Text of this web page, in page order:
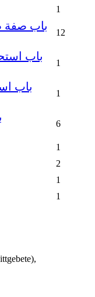
1
باب صفة
12
باب
1
باب
1
6
1
2
1
1